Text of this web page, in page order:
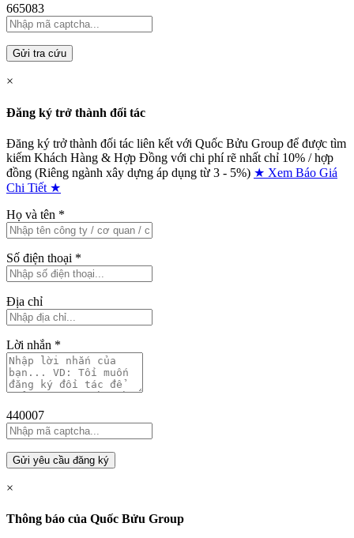
665083
Gửi tra cứu
×
Đăng ký trở thành đối tác
Đăng ký trở thành đối tác liên kết với Quốc Bửu Group để được tìm
kiếm Khách Hàng & Hợp Đồng với chi phí rẽ nhất chỉ 10% / hợp
đồng (Riêng ngành xây dựng áp dụng từ 3 - 5%) ★ Xem Báo Giá
Chi Tiết ★
Họ và tên *
Số điện thoại *
Địa chỉ
Lời nhắn *
440007
Gửi yêu cầu đăng ký
×
Thông báo của Quốc Bửu Group